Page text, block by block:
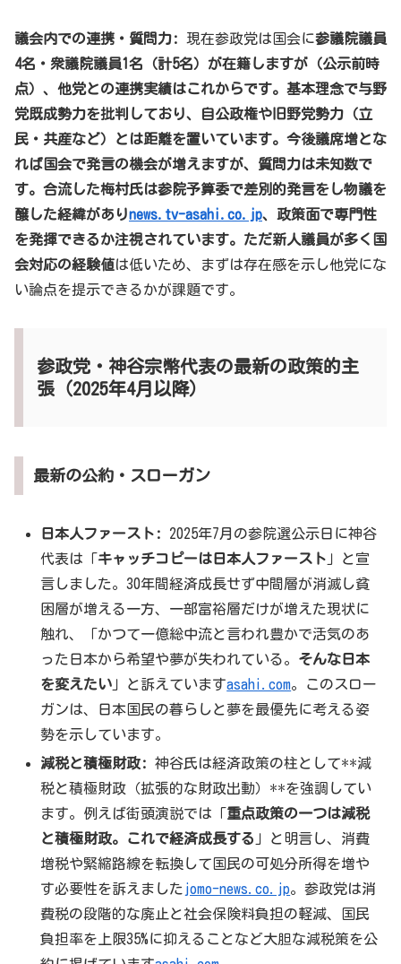
議会内での連携・質問力: 現在参政党は国会に参議院議員
4名・衆議院議員1名（計5名）が在籍しますが（公示前時
点）、他党との連携実績はこれからです。基本理念で与野
党既成勢力を批判しており、自公政権や旧野党勢力（立
民・共産など）とは距離を置いています。今後議席増とな
れば国会で発言の機会が増えますが、質問力は未知数で
す。合流した梅村氏は参院予算委で差別的発言をし物議を
醸した経緯がありnews.tv-asahi.co.jp、政策面で専門性
を発揮できるか注視されています。ただ新人議員が多く国
会対応の経験値は低いため、まずは存在感を示し他党にな
い論点を提示できるかが課題です。
参政党・神谷宗幣代表の最新の政策的主
張（2025年4月以降）
最新の公約・スローガン
日本人ファースト:
2025年7月の参院選公示日に神谷
代表は「キャッチコピーは日本人ファースト 」と宣
言しました。30年間経済成長せず中間層が消滅し貧
困層が増える一方、一部富裕層だけが増えた現状に
触れ、「かつて一億総中流と言われ豊かで活気のあ
った日本から希望や夢が失われている。 そんな日本
を変えたい 」と訴えていますasahi.com。このスロー
ガンは、日本国民の暮らしと夢を最優先に考える姿
勢を示しています。
減税と積極財政:
神谷氏は経済政策の柱として**減
税と積極財政（拡張的な財政出動）**を強調してい
ます。例えば街頭演説では「重点政策の一つは減税
と積極財政。これで経済成長する 」と明言し、消費
増税や緊縮路線を転換して国民の可処分所得を増や
す必要性を訴えました jomo-news.co.jp。参政党は消
費税の段階的な廃止と社会保険料負担の軽減、国民
負担率を上限35%に抑えることなど大胆な減税策を公